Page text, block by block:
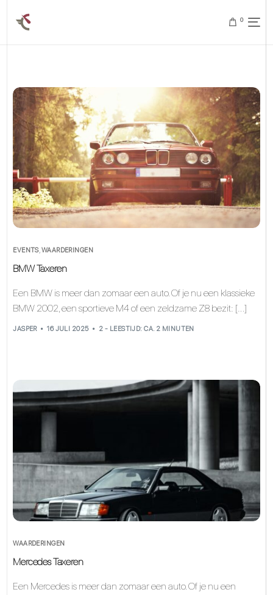
0
EVENTS,WAARDERINGEN
BMW Taxeren
Een BMW is meer dan zomaar een auto. Of je nu een klassieke
BMW 2002, een sportieve M4 of een zeldzame Z8 bezit: […]
JASPER 16 JULI 2025 2 - LEESTIJD: CA. 2 MINUTEN
WAARDERINGEN
Mercedes Taxeren
Een Mercedes is meer dan zomaar een auto. Of je nu een